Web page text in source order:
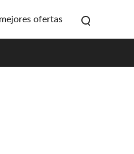
ofertas